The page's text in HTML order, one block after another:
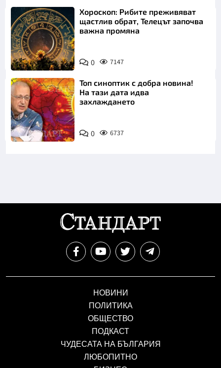
Хороскоп: Рибите преживяват
щастлив обрат, Телецът започва
важна промяна
0 7147
Топ синоптик с добра новина!
На тази дата идва
захлаждането
0 6737
НОВИНИ
ПОЛИТИКА
ОБЩЕСТВО
ПОДКАСТ
ЧУДЕСАТА НА БЪЛГАРИЯ
ЛЮБОПИТНО